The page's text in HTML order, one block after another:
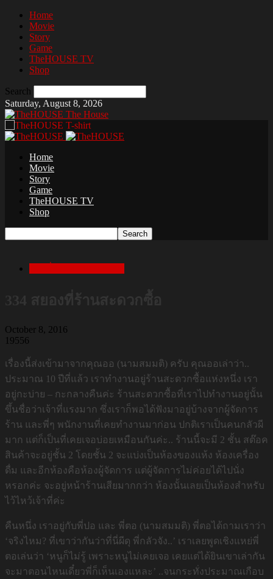
Home
Movie
Story
Game
TheHOUSE TV
Shop
Search
Saturday, August 8, 2026
The House
Home
Movie
Story
Game
TheHOUSE TV
Shop
October 8, 2016
19556
เรื่องนี้ส่งเข้ามาจากคุณออ (นามสมมติ) ครับ คุณออเล่าว่า..
ประมาณ 10 ปีที่แล้ว เราทำงานอยู่ร้านสะดวกซื้อแห่งหนึ่ง เรา
อยู่กะบ่าย – กะกลางคืนค่ะ ร้านสะดวกซื้อที่เราไปทำงานอยู่นั้น
ขึ้นชื่อว่าเจ้าที่แรงมาก ซึ่งเราก็พอได้ฟังมาอยู่บ้างจากผู้จัดการ
ร้าน และพี่ๆ พนักงานที่เคยทำงานมาก่อน ปกติเราเป็นคนกลัวผี
มาก แต่ก็เป็นที่เคยเจอบ่อยเหมือนกันค่ะ.. ร้านนี้จะมี 2 ชั้น สต๊อค
สินค้าจะอยู่ชั้น 2 โดยชั้น 2 จะแบ่งเป็นห้องของแห้ง ห้องเครื่อง
ดื่ม และอีกห้องคือห้องผู้จัดการ แต่ผู้จัดการไม่ค่อยได้ไปนั่ง
หรอกค่ะ จะอยู่หน้าร้านเสียมากกว่า ห้องนั้นเลยเป็นห้องสำหรับ
ไว้ไหว้เจ้าที่ค่ะ
คืนหนึ่ง เราอยู่กับพี่ปอ และ พี่ตอ (นามสมมติ) พี่ตอได้ถามเราว่า
‘จริงไหม? ที่เขาว่ากันว่าที่นี่ผีดุ พี่กลัวจัง..’ เราเลยพูดเชิงแหย่พี่
ตอเล่นว่า ‘หนูก็ไม่รู้ เพราะหนูไม่เคยเจอ เคยแต่ได้ยินเขาเล่ากัน
จะมาตอนไหนเดี๋ยวพี่ก็เห็นเองแหละ’ ..จนกระทั่งประมาณเกือบ